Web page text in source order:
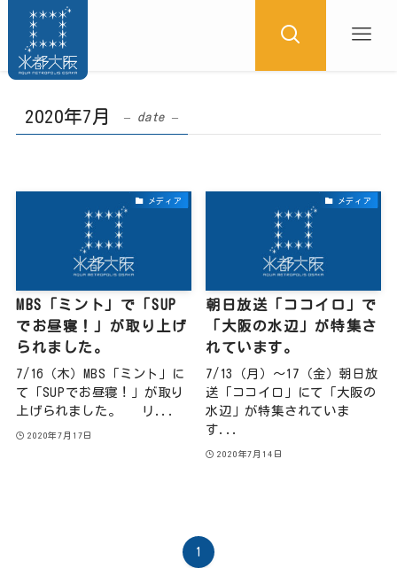
2020年7月 – date –
メディア
MBS「ミント」で「SUP
でお昼寝！」が取り上げ
られました。
7/16（木）MBS「ミント」に
て「SUPでお昼寝！」が取り
上げられました。 リ...
2020年7月17日
メディア
朝日放送「ココイロ」で
「大阪の水辺」が特集さ
れています。
7/13（月）～17（金）朝日放
送「ココイロ」にて「大阪の
水辺」が特集されていま
す...
2020年7月14日
1